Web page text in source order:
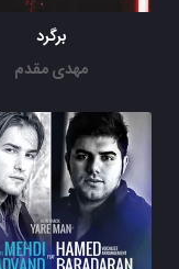
برگرد
مهدی مقدم